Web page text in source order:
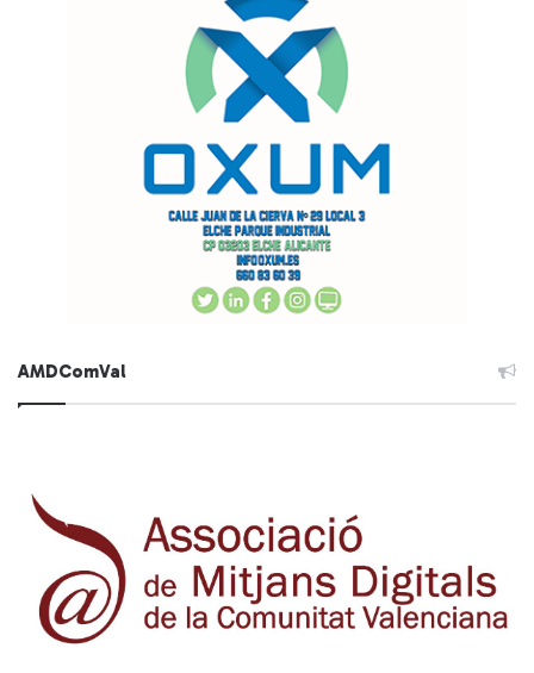
AMDComVal